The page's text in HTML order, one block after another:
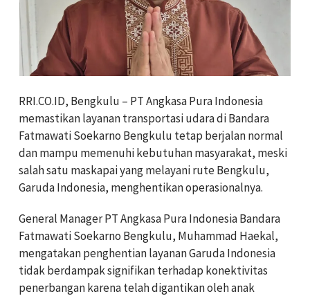
RRI.CO.ID, Bengkulu – PT Angkasa Pura Indonesia
memastikan layanan transportasi udara di Bandara
Fatmawati Soekarno Bengkulu tetap berjalan normal
dan mampu memenuhi kebutuhan masyarakat, meski
salah satu maskapai yang melayani rute Bengkulu,
Garuda Indonesia, menghentikan operasionalnya.
General Manager PT Angkasa Pura Indonesia Bandara
Fatmawati Soekarno Bengkulu, Muhammad Haekal,
mengatakan penghentian layanan Garuda Indonesia
tidak berdampak signifikan terhadap konektivitas
penerbangan karena telah digantikan oleh anak